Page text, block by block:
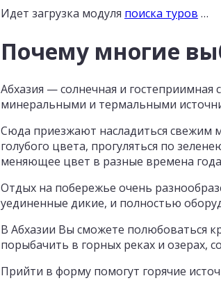
Идет загрузка модуля поиска туров …
Почему многие
Абхазия — солнечная и
минеральными и термальными
Сюда приезжают насладиться свежим
голубого цвета, прогуляться по
меняющее цвет в разные времена
Отдых на побережье очень
уединенные дикие, и полностью
В Абхазии Вы сможете полюбоваться
порыбачить в горных реках и озерах,
Прийти в форму помогут горячие